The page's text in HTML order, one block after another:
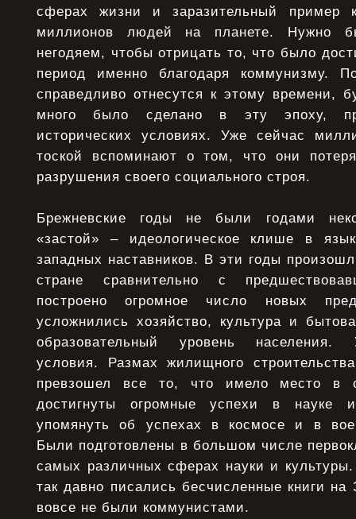
сферах жизни и заразительный пример
миллионов людей на планете. Нужно
негодяем, чтобы отрицать то, что было
период именно благодаря коммунизму.
справедливо отнесутся к этому времени,
много было сделано в эту эпоху,
исторических условиях. Уже сейчас
тоской вспоминают о том, что они
разрушения своего социального строя.
Брежневские годы не были годами
«застой» – идеологическое клише в
западных наставников. В эти годы
стране сравнительно с
построено огромное число новых
усложнились хозяйство, культура и
образовательный уровень
условия. Размах жилищного
превзошел все то, что имело место в
достигнуты огромные успехи в науке
упомянуть об успехах в космосе и в
Были подготовлены в большом числе
самых различных сферах науки и
так давно писались бесчисленные книги на
вовсе не были коммунистами.